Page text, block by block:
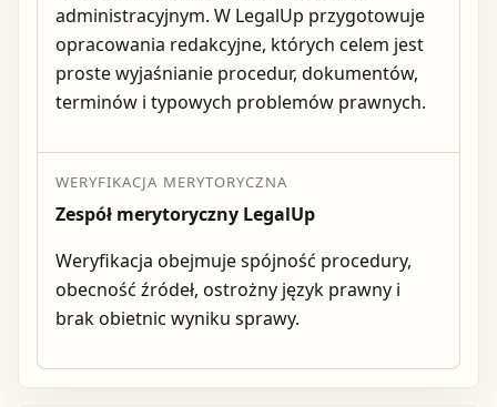
administracyjnym. W LegalUp przygotowuje
opracowania redakcyjne, których celem jest
proste wyjaśnianie procedur, dokumentów,
terminów i typowych problemów prawnych.
WERYFIKACJA MERYTORYCZNA
Zespół merytoryczny LegalUp
Weryfikacja obejmuje spójność procedury,
obecność źródeł, ostrożny język prawny i
brak obietnic wyniku sprawy.